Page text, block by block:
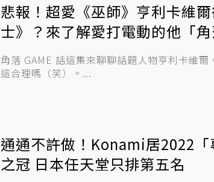
悲報！超愛《巫師》亨利卡維
士》？來了解愛打電動的他「角
集
角落 GAME 話這集來聊聊話題人物亨利卡維爾
這合理嗎（笑）。...
通通不許做！Konami居2022
之冠 日本任天堂只排第五名